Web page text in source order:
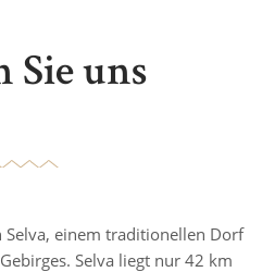
Sie uns
Selva, einem traditionellen Dorf
Selva liegt nur 42 km